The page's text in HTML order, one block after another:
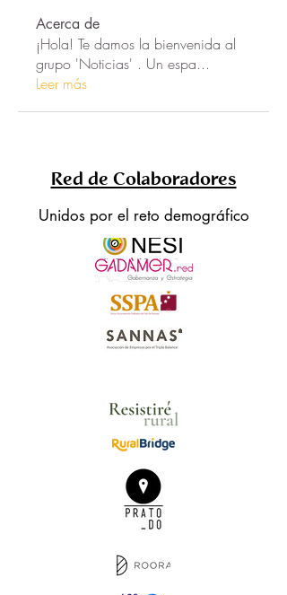
Acerca de
¡Hola! Te damos la bienvenida al
grupo 'Noticias' . Un espa...
Leer más
Red de Colaboradores
Unidos por el reto demográfico